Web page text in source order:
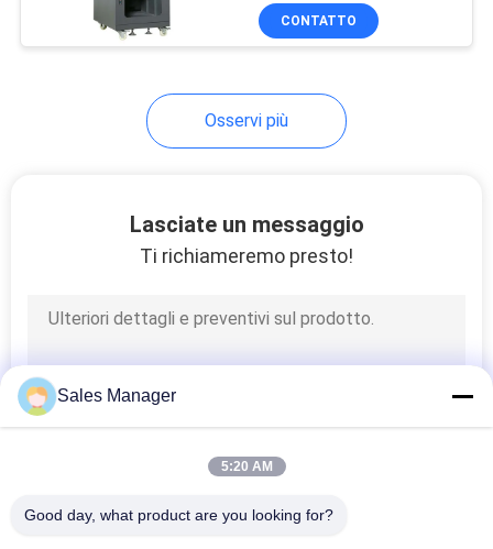
Governo asciutto
macchina di
spogliatura
automatica del cavo
CONTATTO
Osservi più
Lasciate un messaggio
Ti richiameremo presto!
Sales Manager
5:20 AM
Good day, what product are you looking for?